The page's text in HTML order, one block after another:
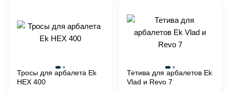
Тросы для арбалета Ek
HEX 400
Тетива для арбалетов Ek
Vlad и Revo 7